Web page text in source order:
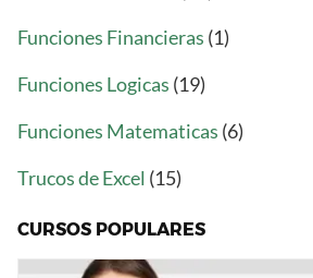
Funciones Financieras (1)
Funciones Logicas (19)
Funciones Matematicas (6)
Trucos de Excel (15)
CURSOS POPULARES